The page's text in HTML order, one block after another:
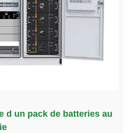
d un pack de batteries au